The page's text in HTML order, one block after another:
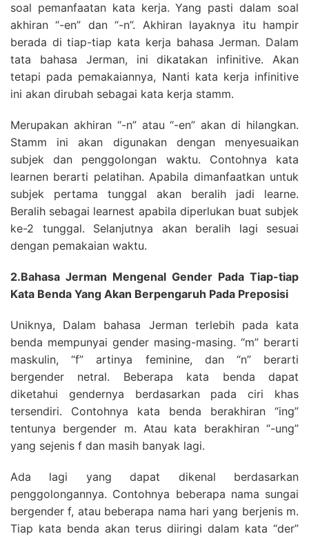
soal pemanfaatan kata kerja. Yang pasti dalam soal
akhiran “-en” dan “-n”. Akhiran layaknya itu hampir
berada di tiap-tiap kata kerja bahasa Jerman. Dalam
tata bahasa Jerman, ini dikatakan infinitive. Akan
tetapi pada pemakaiannya, Nanti kata kerja infinitive
ini akan dirubah sebagai kata kerja stamm.
Merupakan akhiran “-n” atau “-en” akan di hilangkan.
Stamm ini akan digunakan dengan menyesuaikan
subjek dan penggolongan waktu. Contohnya kata
learnen berarti pelatihan. Apabila dimanfaatkan untuk
subjek pertama tunggal akan beralih jadi learne.
Beralih sebagai learnest apabila diperlukan buat subjek
ke-2 tunggal. Selanjutnya akan beralih lagi sesuai
dengan pemakaian waktu.
2.Bahasa Jerman Mengenal Gender Pada Tiap-tiap
Kata Benda Yang Akan Berpengaruh Pada Preposisi
Uniknya, Dalam bahasa Jerman terlebih pada kata
benda mempunyai gender masing-masing. “m” berarti
maskulin, “f” artinya feminine, dan “n” berarti
bergender netral. Beberapa kata benda dapat
diketahui gendernya berdasarkan pada ciri khas
tersendiri. Contohnya kata benda berakhiran “ing”
tentunya bergender m. Atau kata berakhiran “-ung”
yang sejenis f dan masih banyak lagi.
Ada lagi yang dapat dikenal berdasarkan
penggolongannya. Contohnya beberapa nama sungai
bergender f, atau beberapa nama hari yang berjenis m.
Tiap kata benda akan terus diiringi dalam kata “der”